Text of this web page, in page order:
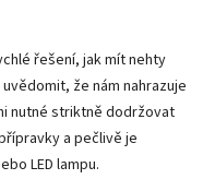
řešení, jak mít nehty
že nám nahrazuje
nutné striktně dodržovat
a pečlivě je
LED lampu.